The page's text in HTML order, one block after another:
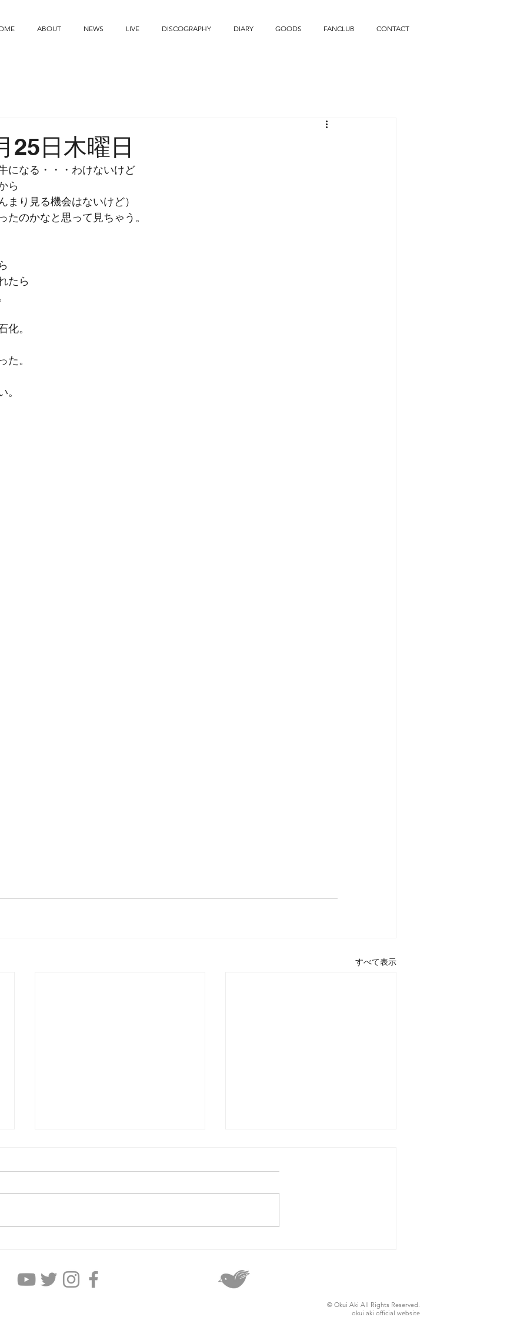
ABOUT NEWS LIVE DISCOGRAPHY DIARY GOODS FANCLUB CONTACT
25日木曜日
になる・・・わけないけど
ら
まり見る機会はないけど）
たのかなと思って見ちゃう。
たら
。
。
すべて表示
© Okui Aki All Rights Reserved.
okui aki official website